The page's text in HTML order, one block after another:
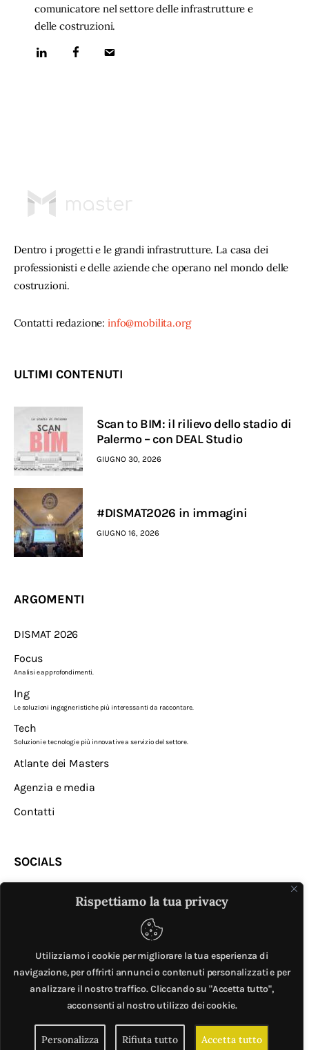
Rispettiamo la tua privacy
Utilizziamo i cookie per migliorare la tua esperienza di
navigazione, per offrirti annunci o contenuti personalizzati e per
analizzare il nostro traffico. Cliccando su "Accetta tutto",
acconsenti al nostro utilizzo dei cookie.
Personalizza Rifiuta tutto Accetta tutto
comunicatore nel settore delle infrastrutture e
delle costruzioni.
Dentro i progetti e le grandi infrastrutture. La casa dei
professionisti e delle aziende che operano nel mondo delle
costruzioni.
Contatti redazione: info@mobilita.org
ULTIMI CONTENUTI
Scan to BIM: il rilievo dello stadio di
Palermo – con DEAL Studio
GIUGNO 30, 2026
#DISMAT2026 in immagini
GIUGNO 16, 2026
ARGOMENTI
DISMAT 2026
Focus
Analisi e approfondimenti.
Ing
Le soluzioni ingegneristiche più interessanti da raccontare.
Tech
Soluzioni e tecnologie più innovative a servizio del settore.
Atlante dei Masters
Agenzia e media
Contatti
SOCIALS
MASTER © è un progetto diMobilita.org. All Rights
Reserved. | Giubox – C.F: DCHGLI85R10G273Z – P.IVA
06776720820 –Privacy e cookie policy